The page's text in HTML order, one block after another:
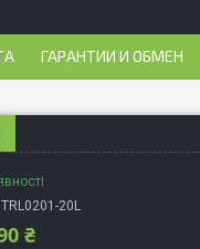
ГАРАНТИИ И ОБМЕН
TRL0201-20L
₴